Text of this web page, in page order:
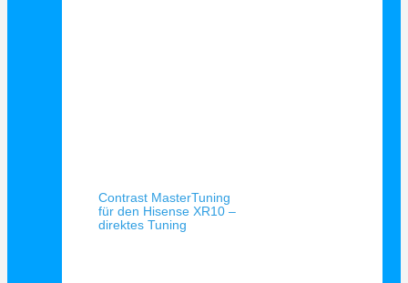
Contrast MasterTuning
für den Hisense XR10 –
direktes Tuning